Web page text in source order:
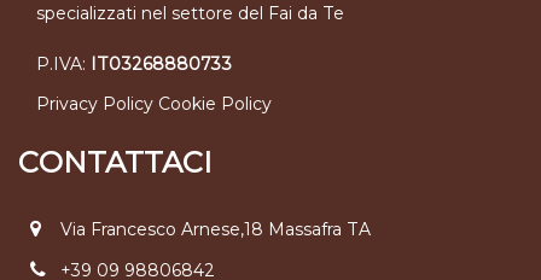
specializzati nel settore del Fai da Te
P.IVA: IT03268880733
Privacy Policy Cookie Policy
CONTATTACI
Via Francesco Arnese,18 Massafra TA
+39 09 98806842